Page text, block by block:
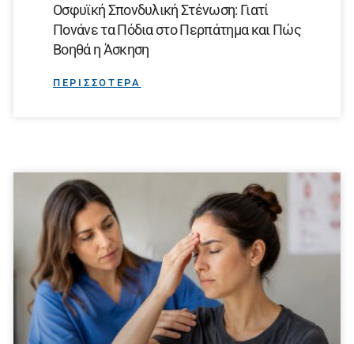
Οσφυϊκή Σπονδυλική Στένωση: Γιατί
Πονάνε τα Πόδια στο Περπάτημα και Πώς
Βοηθά η Άσκηση
ΠΕΡΙΣΣΟΤΕΡΑ